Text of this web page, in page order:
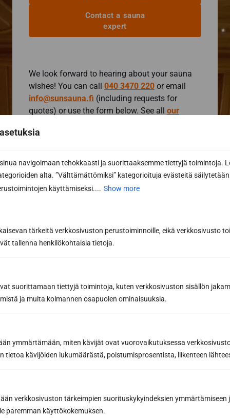
navigoimaan tehokkaasti ja suorittaaksemme tiettyjä toimintoja.
alta. ”Välttämättömiksi” kategorioituja evästeitä säilytetään
käyttämiseksi.... Show more
tärkeitä verkkosivuston perustoiminnoille, eikä verkkosivusto
tallenna henkilökohtaisia tietoja.
suorittamaan tiettyjä toimintoja, kuten verkkosivuston sisällön
ja muita kolmannen osapuolen ominaisuuksia.
ymmärtämään, miten kävijät ovat vuorovaikutuksessa
tietoa kävijöiden lukumäärästä, poistumisprosentista, liikenteen
verkkosivuston tärkeimpien suorituskykyindeksien ymmärtämiseen
paremman käyttökokemuksen.
Contact a sauna
expert
We look forward to hearing about your sauna
wishes! You can call 040 3470 220 or email
info@sunsauna.fi (including requests for
quotes) or use the form below. See all our
Contact form
I want more information I want a quote
Phone
Email *